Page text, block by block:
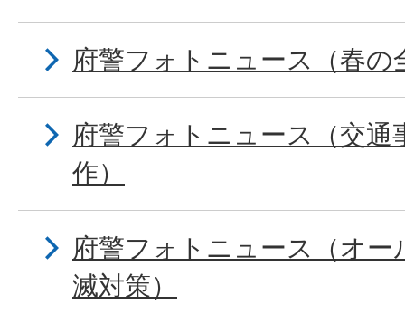
府警フォトニュース（春の
府警フォトニュース（交通
作）
府警フォトニュース（オー
滅対策）